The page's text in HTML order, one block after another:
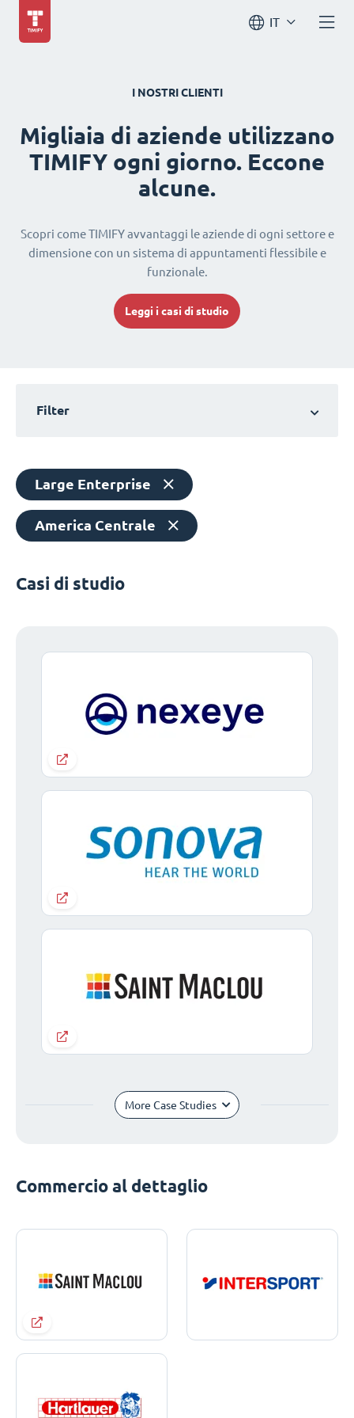
IT
I NOSTRI CLIENTI
Migliaia di aziende utilizzano
TIMIFY ogni giorno. Eccone
alcune.
Scopri come TIMIFY avvantaggi le aziende di ogni settore e
dimensione con un sistema di appuntamenti flessibile e
funzionale.
Leggi i casi di studio
Filter
Large Enterprise
America Centrale
Casi di studio
More Case Studies
Commercio al dettaglio